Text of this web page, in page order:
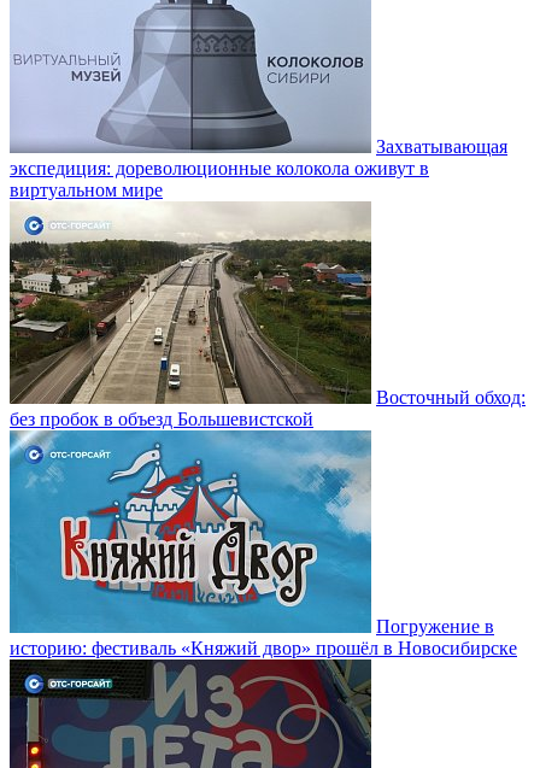
Захватывающая
экспедиция: дореволюционные колокола оживут в
виртуальном мире
Восточный обход:
без пробок в объезд Большевистской
Погружение в
историю: фестиваль «Княжий двор» прошёл в Новосибирске